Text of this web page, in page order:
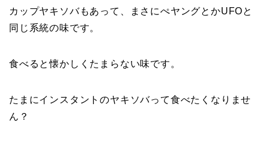
カップヤキソバもあって、まさにぺヤングとかUFOと
同じ系統の味です。
食べると懐かしくたまらない味です。
たまにインスタントのヤキソバって食べたくなりませ
ん？